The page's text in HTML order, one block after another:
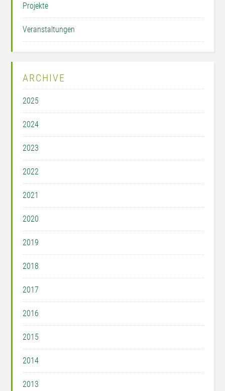
Projekte
Veranstaltungen
ARCHIVE
2025
2024
2023
2022
2021
2020
2019
2018
2017
2016
2015
2014
2013